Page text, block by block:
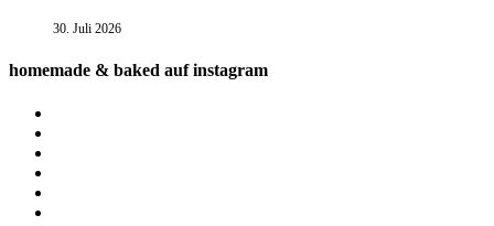
30. Juli 2026
homemade & baked auf instagram